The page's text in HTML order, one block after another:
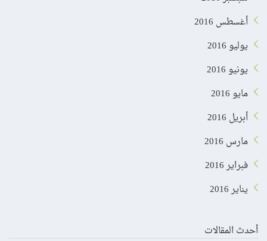
أغسطس 2016
يوليو 2016
يونيو 2016
مايو 2016
أبريل 2016
مارس 2016
فبراير 2016
يناير 2016
أحدث المقالات